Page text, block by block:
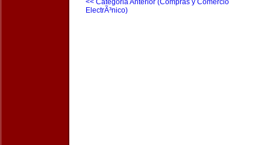
<< Categoria Anterior (Compras y Comercio
ElectrÃ³nico)